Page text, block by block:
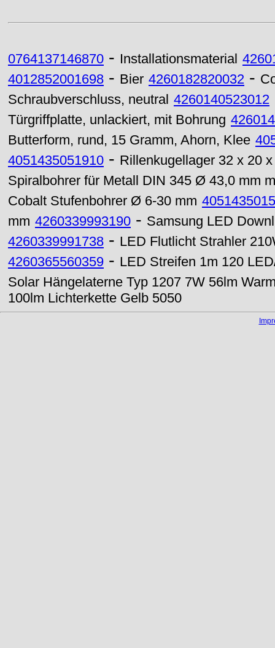
0764137146870 - Installationsmaterial
4012852001698 - Bier 4260182820032 -
Schraubverschluss, neutral 4260140523012
Türgriffplatte, unlackiert, mit Bohrung
Butterform, rund, 15 Gramm, Ahorn, Klee
4051435051910 - Rillenkugellager 32 x 20
Spiralbohrer für Metall DIN 345 Ø 43,0 mm
Cobalt Stufenbohrer Ø 6-30 mm
mm 4260339993190 - Samsung LED
4260339991738 - LED Flutlicht Strahler
4260365560359 - LED Streifen 1m 120
Solar Hängelaterne Typ 1207 7W 56lm
100lm Lichterkette Gelb 5050